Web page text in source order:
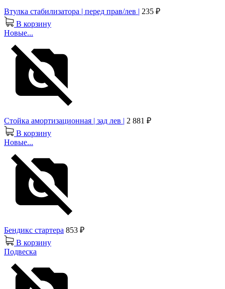
Втулка стабилизатора | перед прав/лев | 235 ₽
В корзину
Новые...
Стойка амортизационная | зад лев | 2 881 ₽
В корзину
Новые...
Бендикс стартера 853 ₽
В корзину
Подвеска